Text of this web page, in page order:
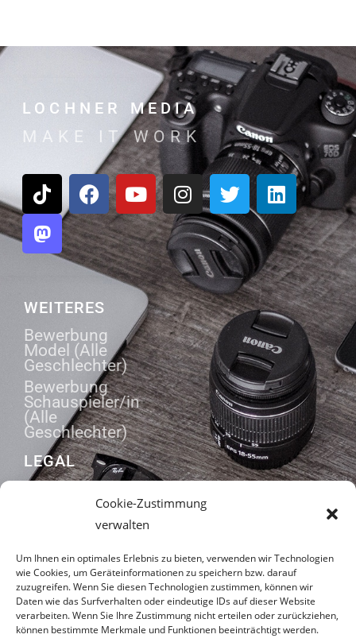
Cookie-Zustimmung
verwalten
Um Ihnen ein optimales Erlebnis zu bieten, verwenden wir Technologien
wie Cookies, um Geräteinformationen zu speichern bzw. darauf
zuzugreifen. Wenn Sie diesen Technologien zustimmen, können wir
Daten wie das Surfverhalten oder eindeutige IDs auf dieser Website
verarbeiten. Wenn Sie Ihre Zustimmung nicht erteilen oder zurückziehen,
können bestimmte Merkmale und Funktionen beeinträchtigt werden.
ADRESSE
WEITERES
Bewerbung
Model (Alle
Geschlechter)
Bewerbung
Schauspieler/in
(Alle
Geschlechter)
LEGAL
Datenschutzerklärung
Impressum
LOCHNER MEDIA
MAKE IT WORK